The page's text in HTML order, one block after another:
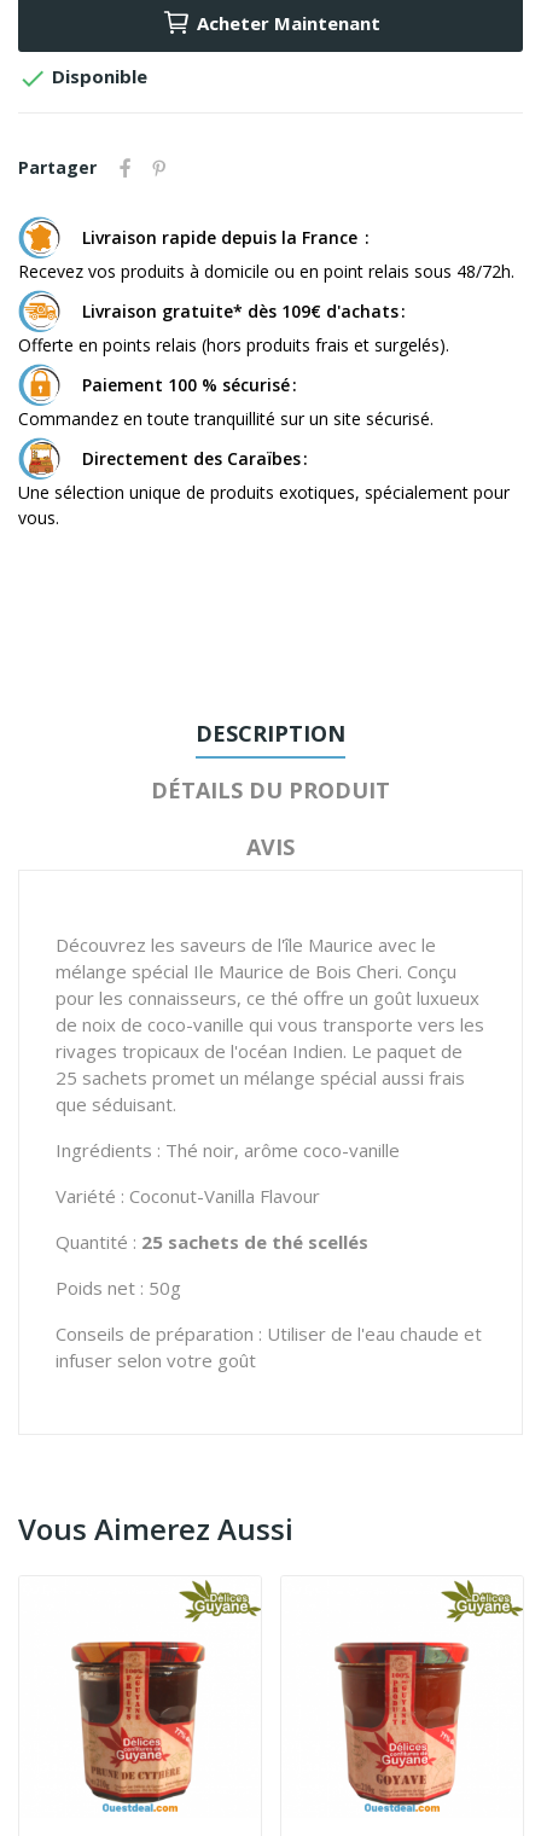
Acheter Maintenant
 Disponible
Partager
Livraison rapide depuis la France
Recevez vos produits à domicile ou en point relais sous 48/72h.
Livraison gratuite* dès 109€ d'achats
Offerte en points relais (hors produits frais et surgelés).
Paiement 100 % sécurisé
Commandez en toute tranquillité sur un site sécurisé.
Directement des Caraïbes
Une sélection unique de produits exotiques, spécialement pour
vous.
DESCRIPTION
DÉTAILS DU PRODUIT
AVIS
Découvrez les saveurs de l'île Maurice avec le
mélange spécial Ile Maurice de Bois Cheri. Conçu
pour les connaisseurs, ce thé offre un goût luxueux
de noix de coco-vanille qui vous transporte vers les
rivages tropicaux de l'océan Indien. Le paquet de
25 sachets promet un mélange spécial aussi frais
que séduisant.
Ingrédients : Thé noir, arôme coco-vanille
Variété : Coconut-Vanilla Flavour
Quantité : 25 sachets de thé scellés
Poids net : 50g
Conseils de préparation : Utiliser de l'eau chaude et
infuser selon votre goût
Vous Aimerez Aussi